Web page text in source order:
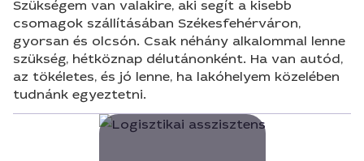
Szükségem van valakire, aki segít a kisebb
csomagok szállításában Székesfehérváron,
gyorsan és olcsón. Csak néhány alkalommal lenne
szükség, hétköznap délutánonként. Ha van autód,
az tökéletes, és jó lenne, ha lakóhelyem közelében
tudnánk egyeztetni.